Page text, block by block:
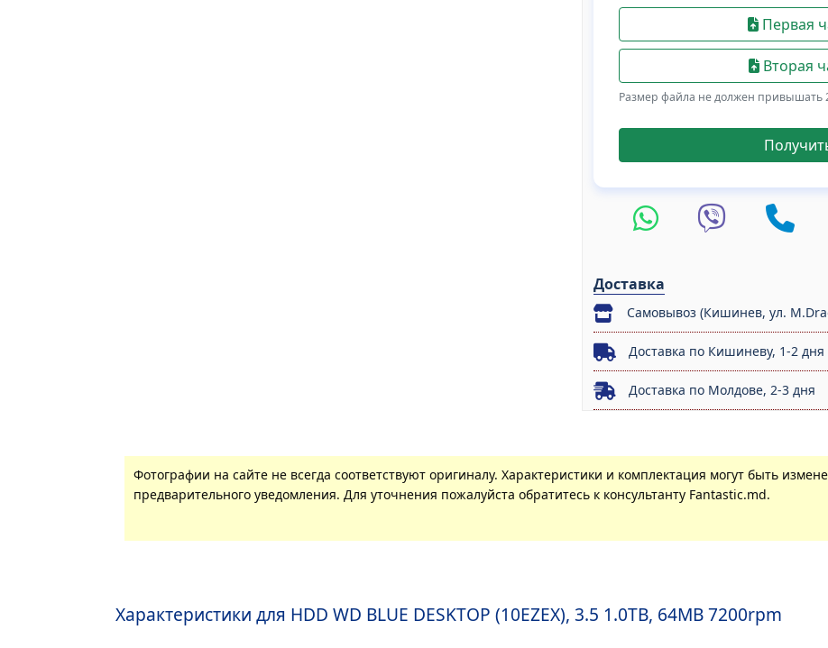
Первая
Вторая
Размер файла не должен привышать
Доставка
Самовывоз (Кишинев, ул.
Доставка по Кишиневу, 1-2 дня
Доставка по Молдове, 2-3 дня
Фотографии на сайте не всегда соответствуют оригиналу. Характеристики и комплектация могут быть
предварительного уведомления. Для уточнения пожалуйста обратитесь к консультанту Fantastic.md.
Характеристики для HDD WD BLUE DESKTOP (10EZEX), 3.5 1.0TB, 64MB 7200rpm